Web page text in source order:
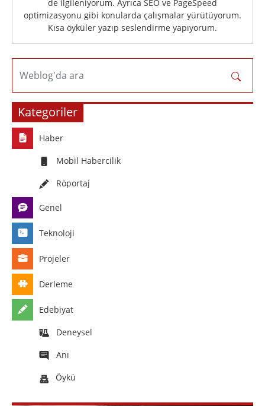
de ilgileniyorum. Ayrıca SEO ve PageSpeed
optimizasyonu gibi konularda çalışmalar yürütüyorum.
Kısa öyküler yazıp seslendirme yapıyorum.
Weblog'da ara
Kategoriler
Haber
Mobil Habercilik
Röportaj
Genel
Teknoloji
Projeler
Derleme
Edebiyat
Deneysel
Anı
Öykü